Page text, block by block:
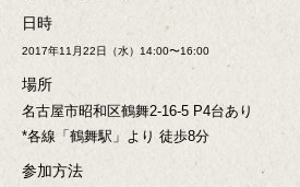
日時
2017年11月22日（水）14:00〜16:00
場所
名古屋市昭和区鶴舞2-16-5 P4台あり
*各線「鶴舞駅」より 徒歩8分
参加方法